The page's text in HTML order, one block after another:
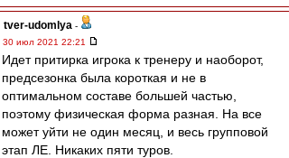
tver-udomlya -
30 июл 2021 22:21
Идет притирка игрока к тренеру и наоборот,
предсезонка была короткая и не в
оптимальном составе большей частью,
поэтому физическая форма разная. На все
может уйти не один месяц, и весь групповой
этап ЛЕ. Никаких пяти туров.